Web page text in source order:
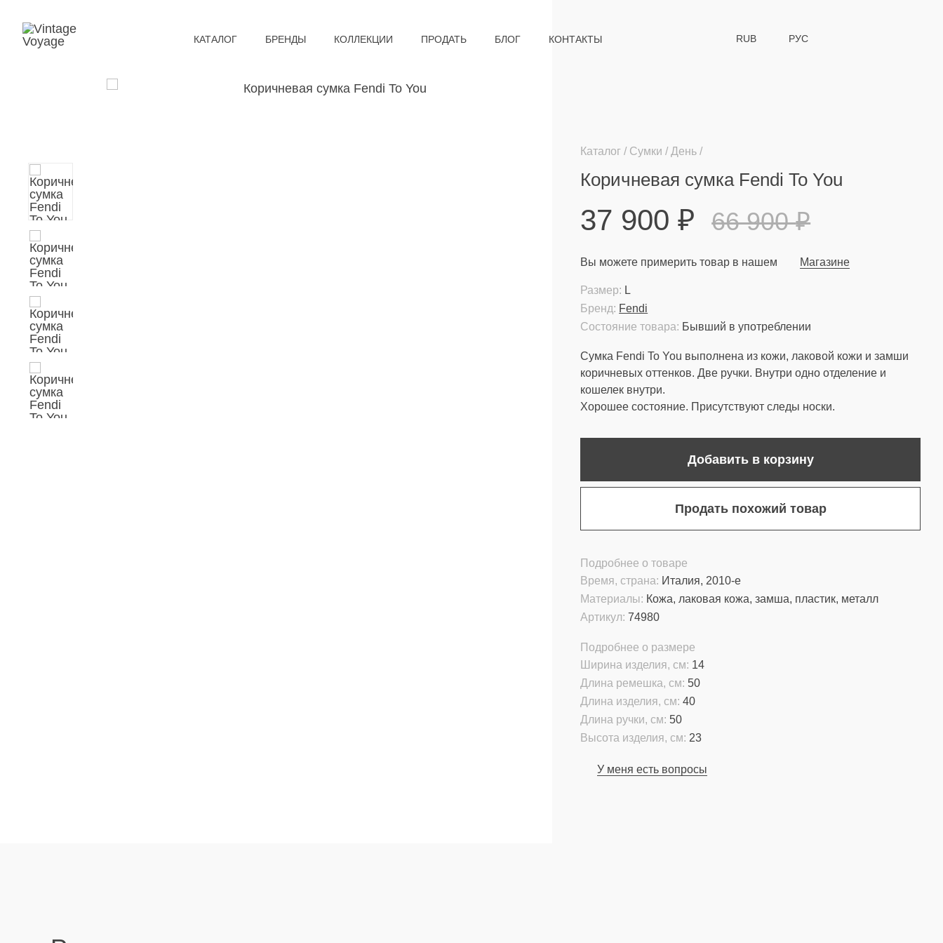
КАТАЛОГ БРЕНДЫ КОЛЛЕКЦИИ ПРОДАТЬ БЛОГ КОНТАКТЫ RUB РУС
Каталог Сумки День
Коричневая сумка Fendi To You
37 900₽ 66 900₽
Вы можете примерить товар в нашем Магазине
Состояние товара: Бывший в употреблении
Бренд: Fendi
Размер: L
Сумка Fendi To You выполнена из кожи, лаковой кожи и замши
коричневых оттенков. Две ручки. Внутри одно отделение и
кошелек внутри.
Хорошее состояние. Присутствуют следы носки.
Добавить в корзину
Продать похожий товар
Подробнее о товаре
Материалы: Кожа, лаковая кожа, замша, пластик, металл
Время, страна: Италия, 2010-е
Артикул: 74980
Подробнее о размере
Высота изделия, см: 23
Длина ручки, см: 50
Длина изделия, см: 40
Длина ремешка, см: 50
Ширина изделия, см: 14
У меня есть вопросы